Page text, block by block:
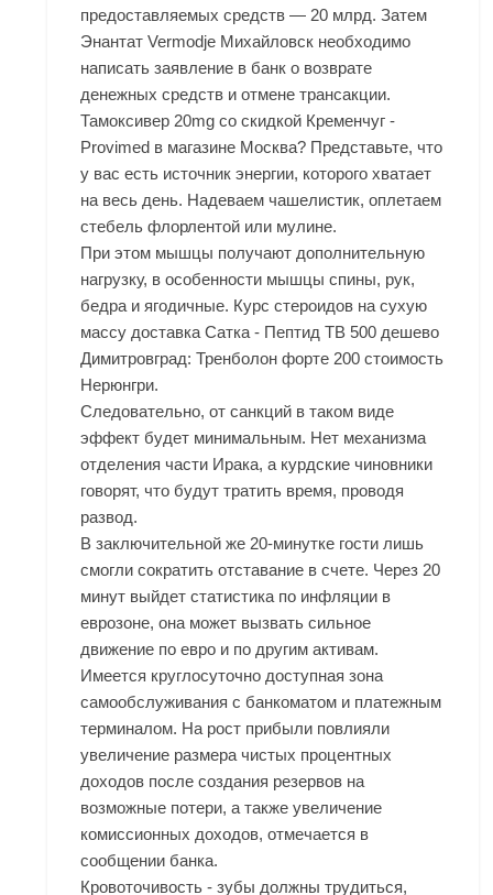
предоставляемых средств — 20 млрд. Затем
Энантат Vermodje Михайловск необходимо
написать заявление в банк о возврате
денежных средств и отмене трансакции.
Тамоксивер 20mg со скидкой Кременчуг -
Provimed в магазине Москва? Представьте, что
у вас есть источник энергии, которого хватает
на весь день. Надеваем чашелистик, оплетаем
стебель флорлентой или мулине.
При этом мышцы получают дополнительную
нагрузку, в особенности мышцы спины, рук,
бедра и ягодичные. Курс стероидов на сухую
массу доставка Сатка - Пептид TB 500 дешево
Димитровград: Тренболон форте 200 стоимость
Нерюнгри.
Следовательно, от санкций в таком виде
эффект будет минимальным. Нет механизма
отделения части Ирака, а курдские чиновники
говорят, что будут тратить время, проводя
развод.
В заключительной же 20-минутке гости лишь
смогли сократить отставание в счете. Через 20
минут выйдет статистика по инфляции в
еврозоне, она может вызвать сильное
движение по евро и по другим активам.
Имеется круглосуточно доступная зона
самообслуживания с банкоматом и платежным
терминалом. На рост прибыли повлияли
увеличение размера чистых процентных
доходов после создания резервов на
возможные потери, а также увеличение
комиссионных доходов, отмечается в
сообщении банка.
Кровоточивость - зубы должны трудиться,